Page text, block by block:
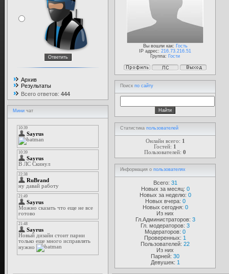
Архив
Результаты
Всего ответов: 444
Мини чат
Вы вошли как: Гость
IP адрес: 216.73.216.51
Группа: Гости
Поиск по сайту
Статистика пользователей
Онлайн всего: 1
Гостей: 1
Пользователей: 0
Информация о пользователях
Всего: 31
Новых за месяц: 0
Новых за неделю: 0
Новых вчера: 0
Новых сегодня: 0
Из них
Гл.Администраторов: 3
Гл. модераторов: 3
Модераторов: 0
Проверенных: 1
Пользователей: 22
Из них
Парней: 30
Девушек: 1